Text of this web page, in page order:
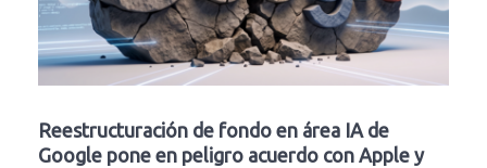
Reestructuración de fondo en área IA de
Google pone en peligro acuerdo con Apple y